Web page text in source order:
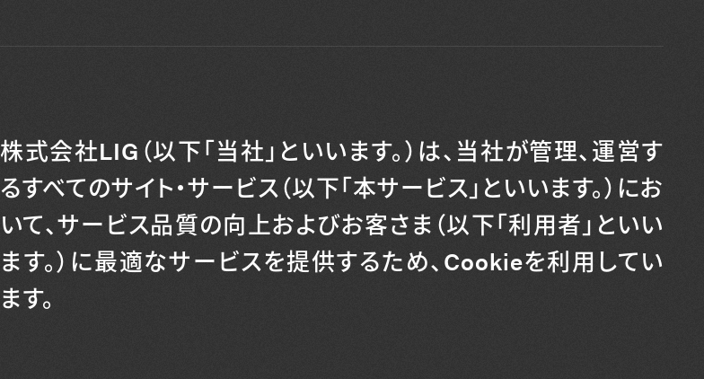
株式会社LIG（以下「当社」といいます。）は、当社が管理、運営す
るすべてのサイト・サービス（以下「本サービス」といいます。）にお
いて、サービス品質の向上およびお客さま（以下「利用者」といい
ます。）に最適なサービスを提供するため、Cookieを利用してい
ます。